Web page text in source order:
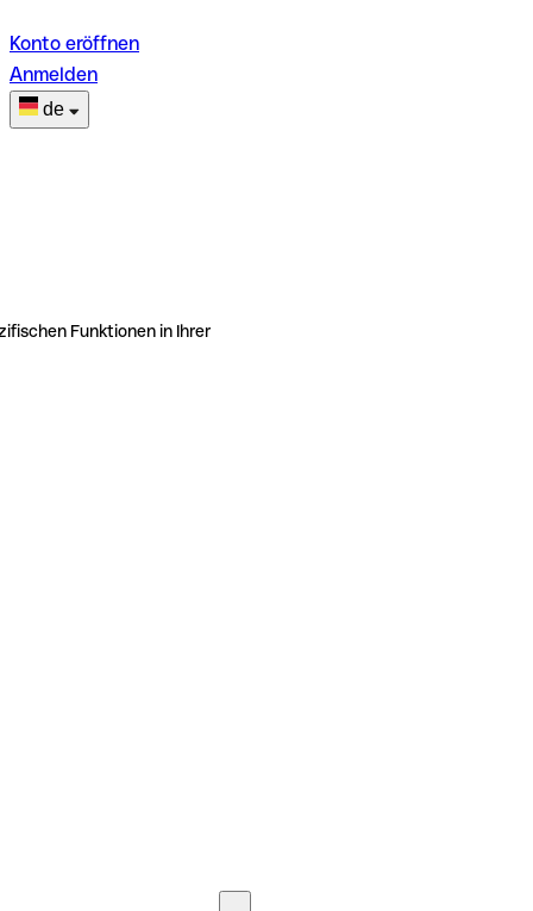
Konto eröffnen
Anmelden
de
Funktionen in Ihrer